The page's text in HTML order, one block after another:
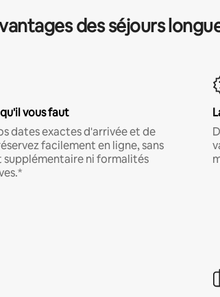
des séjours
vous faut
dates exactes d'arrivée et de
facilement en ligne, sans
supplémentaire ni formalités